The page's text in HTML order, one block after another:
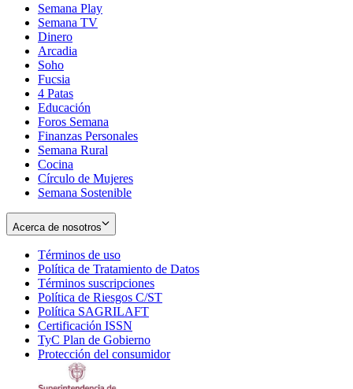
Semana Play
Semana TV
Dinero
Arcadia
Soho
in
new
window
Fucsia
in
new
window
4 Patas
Educación
Foros Semana
Finanzas Personales
Semana Rural
Cocina
Círculo de Mujeres
Semana Sostenible
Acerca de nosotros
Términos de uso
in
new
window
Política de Tratamiento de Datos
Términos suscripciones
in
Política de Riesgos C/ST
Política SAGRILAFT
new
window
Certificación ISSN
in
new
TyC Plan de Gobierno
in
Protección del consumidorOpens